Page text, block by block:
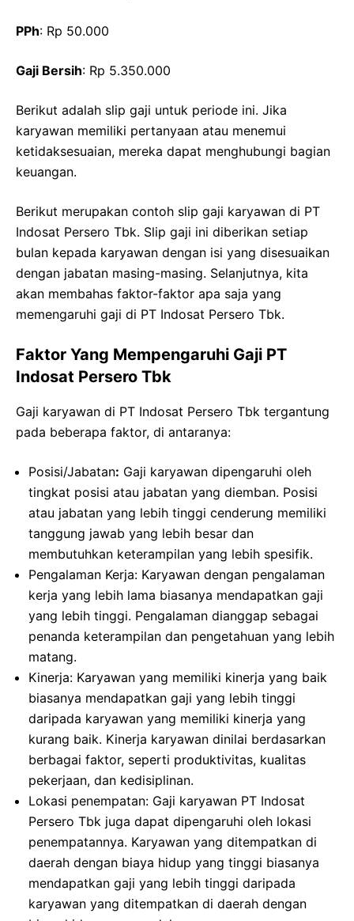
PPh: Rp 50.000
Gaji Bersih: Rp 5.350.000
Berikut adalah slip gaji untuk periode ini. Jika
karyawan memiliki pertanyaan atau menemui
ketidaksesuaian, mereka dapat menghubungi bagian
keuangan.
Berikut merupakan contoh slip gaji karyawan di PT
Indosat Persero Tbk. Slip gaji ini diberikan setiap
bulan kepada karyawan dengan isi yang disesuaikan
dengan jabatan masing-masing. Selanjutnya, kita
akan membahas faktor-faktor apa saja yang
memengaruhi gaji di PT Indosat Persero Tbk.
Faktor Yang Mempengaruhi Gaji PT
Indosat Persero Tbk
Gaji karyawan di PT Indosat Persero Tbk tergantung
pada beberapa faktor, di antaranya:
Posisi/Jabatan: Gaji karyawan dipengaruhi oleh
tingkat posisi atau jabatan yang diemban. Posisi
atau jabatan yang lebih tinggi cenderung memiliki
tanggung jawab yang lebih besar dan
membutuhkan keterampilan yang lebih spesifik.
Pengalaman Kerja: Karyawan dengan pengalaman
kerja yang lebih lama biasanya mendapatkan gaji
yang lebih tinggi. Pengalaman dianggap sebagai
penanda keterampilan dan pengetahuan yang lebih
matang.
Kinerja: Karyawan yang memiliki kinerja yang baik
biasanya mendapatkan gaji yang lebih tinggi
daripada karyawan yang memiliki kinerja yang
kurang baik. Kinerja karyawan dinilai berdasarkan
berbagai faktor, seperti produktivitas, kualitas
pekerjaan, dan kedisiplinan.
Lokasi penempatan: Gaji karyawan PT Indosat
Persero Tbk juga dapat dipengaruhi oleh lokasi
penempatannya. Karyawan yang ditempatkan di
daerah dengan biaya hidup yang tinggi biasanya
mendapatkan gaji yang lebih tinggi daripada
karyawan yang ditempatkan di daerah dengan